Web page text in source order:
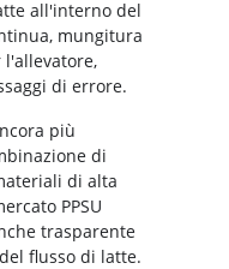
all'interno del
mungitura
di errore.
più
di
di alta
PPSU
trasparente
flusso di latte.